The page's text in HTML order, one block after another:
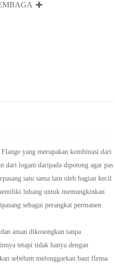
yang merupakan kombinasi dari
dari logam daripada dipotong agar pas
satu sama lain oleh bagian kecil
lubang untuk memungkinkan
sebagai perangkat permanen
aman dikosongkan tanpa
tetapi tidak hanya dengan
sebelum melonggarkan baut flensa